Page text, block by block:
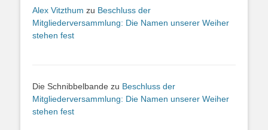
Alex Vitzthum zu Beschluss der
Mitgliederversammlung: Die Namen unserer Weiher
stehen fest
Die Schnibbelbande zu Beschluss der
Mitgliederversammlung: Die Namen unserer Weiher
stehen fest